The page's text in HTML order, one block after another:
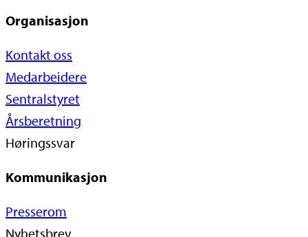
Organisasjon
Kontakt oss
Medarbeidere
Sentralstyret
Årsberetning
Høringssvar
Kommunikasjon
Presserom
Nyhetsbrev